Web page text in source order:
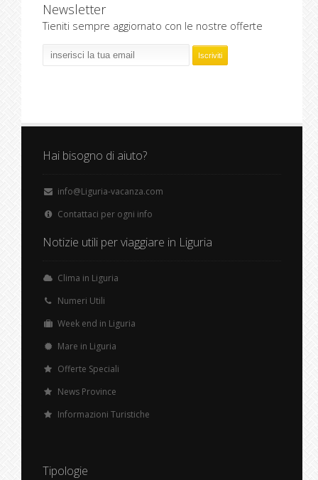
Newsletter
Tieniti sempre aggiornato con le nostre offerte
Hai bisogno di aiuto?
info@Liguria-vacanza.com
Contattaci per ogni info
Notizie utili per viaggiare in Liguria
Clima in Liguria
Numeri Utili
Week end in Liguria
Mare in Liguria
Offerte Speciali
News Province
Informazioni Turistiche
Tipologie